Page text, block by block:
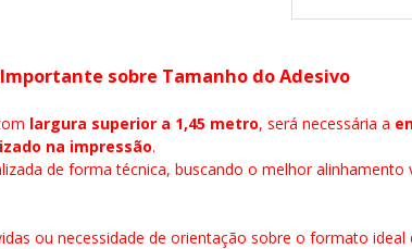
sobre Tamanho do Adesivo
largura superior a 1,45 metro, será necessária a
na impressão.
de forma técnica, buscando o melhor
ou necessidade de orientação sobre o formato